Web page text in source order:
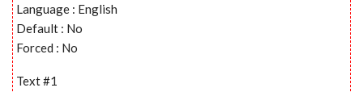
Language : English
Default : No
Forced : No
Text #1